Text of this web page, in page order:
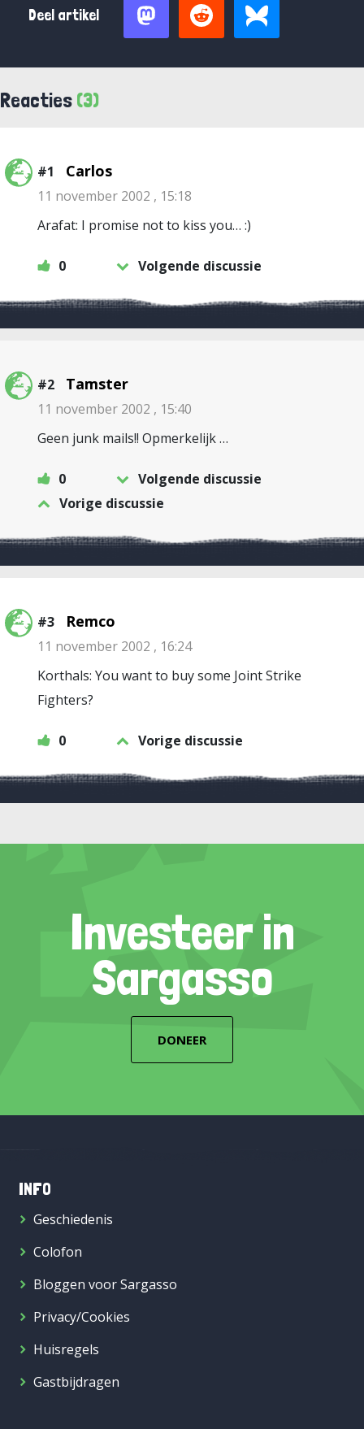
Deel artikel
Reacties (3)
#1 Carlos
11 november 2002 , 15:18
Arafat: I promise not to kiss you… :)
0 Volgende discussie
#2 Tamster
11 november 2002 , 15:40
Geen junk mails!! Opmerkelijk …
0
Volgende discussie
Vorige discussie
#3 Remco
11 november 2002 , 16:24
Korthals: You want to buy some Joint Strike
Fighters?
0 Vorige discussie
Investeer in
Sargasso
DONEER
INFO
Geschiedenis
Colofon
Bloggen voor Sargasso
Privacy/Cookies
Huisregels
Gastbijdragen